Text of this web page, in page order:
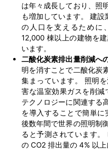
は年々成長しており、照
も増加しています。 建
の人口を支えるために
12,000 棟以上の建物を
います。
二酸化炭素排出量削減へ
明を消すことで二酸化炭
集まっています。 照明
害な温室効果ガスを削
テクノロジーに関連する
を導入することで簡単
後数年間で世界の照明制
ると予測されています
の CO2 排出量の 4% 以上